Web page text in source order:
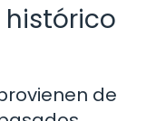
histórico
de